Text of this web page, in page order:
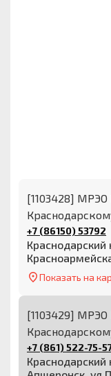
[1103428]
+7 (86150) 53792
Краснодарский
Показать на
[1103429]
+7 (861) 522-75-